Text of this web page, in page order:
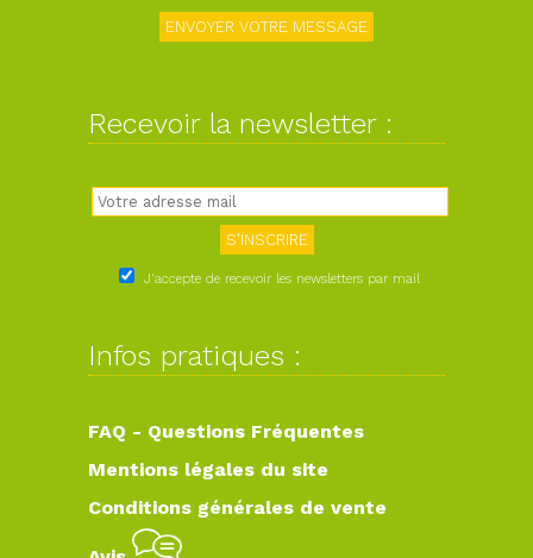
Recevoir la newsletter :
J'accepte de recevoir les newsletters par mail
Infos pratiques :
FAQ - Questions Fréquentes
Mentions légales du site
Conditions générales de vente